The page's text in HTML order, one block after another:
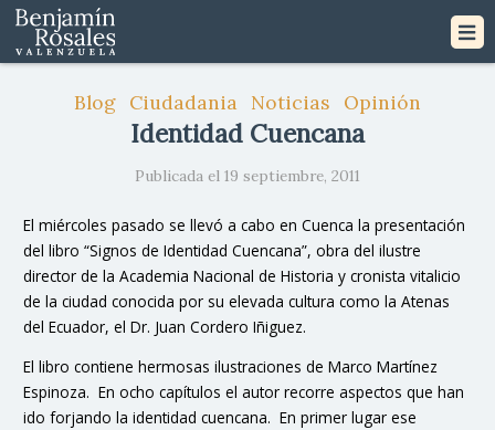
Blog Ciudadania Noticias Opinión
Identidad Cuencana
Publicada el 19 septiembre, 2011
El miércoles pasado se llevó a cabo en Cuenca la presentación
del libro “Signos de Identidad Cuencana”, obra del ilustre
director de la Academia Nacional de Historia y cronista vitalicio
de la ciudad conocida por su elevada cultura como la Atenas
del Ecuador, el Dr. Juan Cordero Iñiguez.
El libro contiene hermosas ilustraciones de Marco Martínez
Espinoza. En ocho capítulos el autor recorre aspectos que han
ido forjando la identidad cuencana. En primer lugar ese